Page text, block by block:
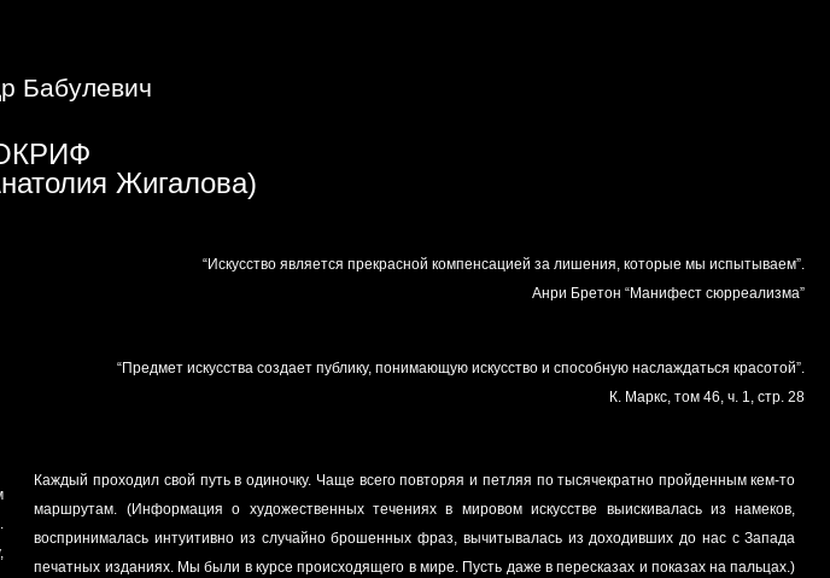
Бабулевич
Жигалова)
“Искусство является прекрасной компенсацией за лишения, которые мы испытываем”.
Анри Бретон “Манифест сюрреализма”
“Предмет искусства создает публику, понимающую искусство и способную наслаждаться красотой”.
К. Маркс, том 46, ч. 1, стр. 28
Каждый проходил свой путь в одиночку. Чаще всего повторяя и петляя по тысячекратно пройденным кем-то
маршрутам. (Информация о художественных течениях в мировом искусстве выискивалась из намеков,
воспринималась интуитивно из случайно брошенных фраз, вычитывалась из доходивших до нас с Запада
печатных изданиях. Мы были в курсе происходящего в мире. Пусть даже в пересказах и показах на пальцах.)